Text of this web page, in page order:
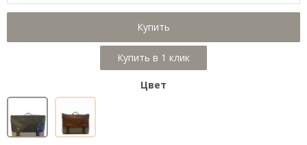
Купить
Цвет